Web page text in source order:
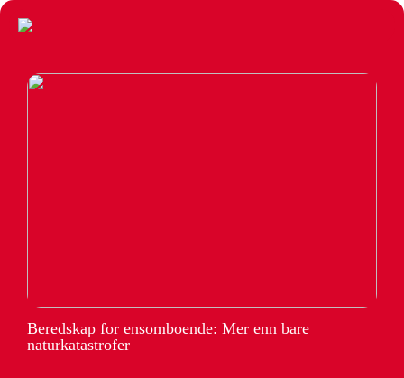
Beredskap for ensomboende: Mer enn bare
naturkatastrofer